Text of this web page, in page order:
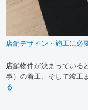
店舗デザイン・施工に必
店舗物件が決まっている
事）の着工、そして竣工
る